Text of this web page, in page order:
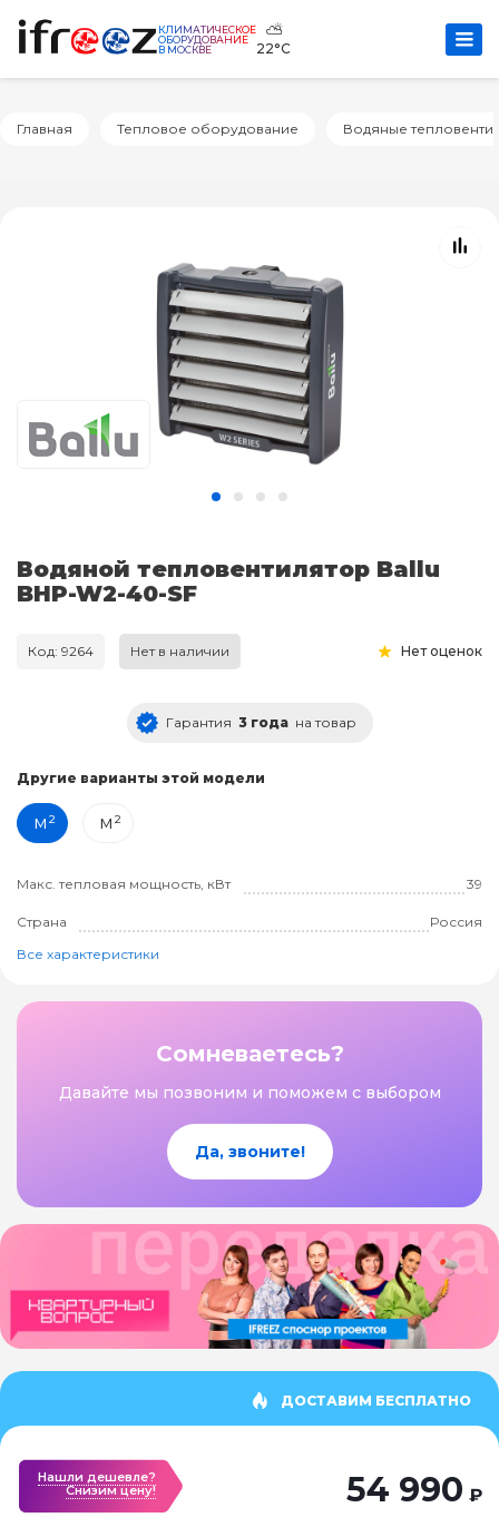
КЛИМАТИЧЕСКОЕ
ОБОРУДОВАНИЕ
В МОСКВЕ
⛅
22°C
Главная Тепловое оборудование Водяные
Водяной тепловентилятор Ballu
BHP-W2-40-SF
Код: 9264 Нет в наличии Нет оценок
Гарантия 3 года на товар
Другие варианты этой модели
м² м²
Макс. тепловая мощность, кВт 39
Страна
Россия
Все характеристики
Сомневаетесь?
Давайте мы позвоним и поможем с выбором
Да, звоните!
ДОСТАВИМ БЕСПЛАТНО
Нашли дешевле?
Cнизим цену!
54 990 ₽